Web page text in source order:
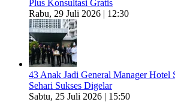
Plus Konsultasi Gratis
Rabu, 29 Juli 2026 | 12:30
43 Anak Jadi General Manager Hotel
Sehari Sukses Digelar
Sabtu, 25 Juli 2026 | 15:50